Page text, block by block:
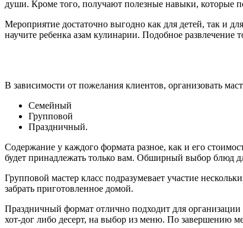
души. Кроме того, получают полезные навыки, которые
Мероприятие достаточно выгодно как для детей, так и
научите ребенка азам кулинарии. Подобное развлечение
В зависимости от пожелания клиентов, организовать
Семейный
Групповой
Праздничный.
Содержание у каждого формата разное, как и его
будет принадлежать только вам. Обширный выбор блюд
Групповой мастер класс подразумевает участие
забрать приготовленное домой.
Праздничный формат отлично подходит для организации
хот-дог либо десерт, на выбор из меню. По завершению